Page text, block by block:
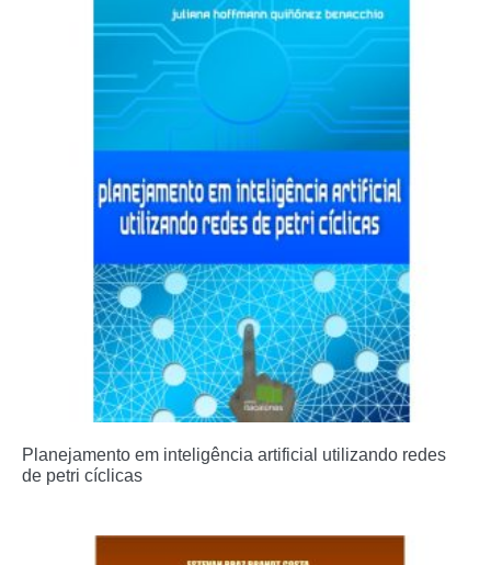
Planejamento em inteligência artificial utilizando redes
de petri cíclicas